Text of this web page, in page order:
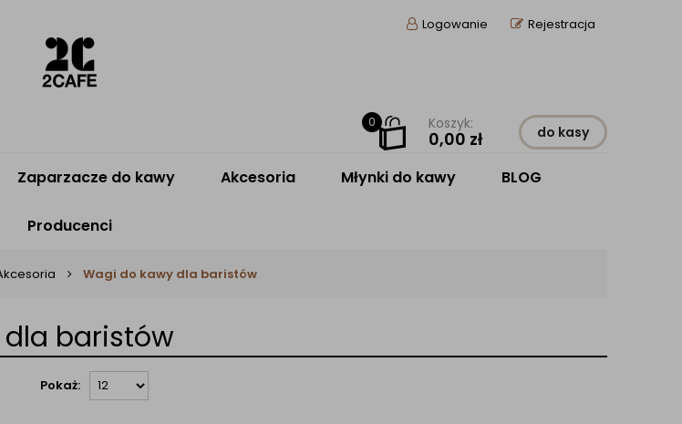
Logowanie Rejestracja
0 Koszyk:
0,00 zł do kasy
Zaparzacze do kawy Akcesoria Młynki do kawy BLOG
Producenci
Wagi do kawy dla baristów
baristów
Pokaż: